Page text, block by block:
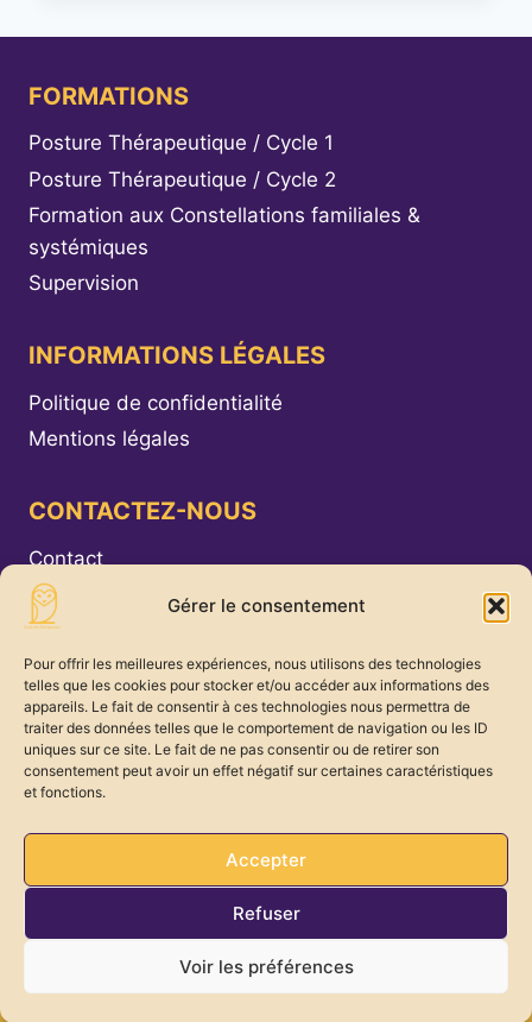
Gérer le consentement
Pour offrir les meilleures expériences, nous utilisons des technologies
telles que les cookies pour stocker et/ou accéder aux informations des
appareils. Le fait de consentir à ces technologies nous permettra de
traiter des données telles que le comportement de navigation ou les ID
uniques sur ce site. Le fait de ne pas consentir ou de retirer son
consentement peut avoir un effet négatif sur certaines caractéristiques
et fonctions.
Accepter
Refuser
Voir les préférences
FORMATIONS
Posture Thérapeutique / Cycle 1
Posture Thérapeutique / Cycle 2
Formation aux Constellations familiales &
systémiques
Supervision
INFORMATIONS LÉGALES
Politique de confidentialité
Mentions légales
CONTACTEZ-NOUS
Contact
· 129 rue Caulaincourt 75018 Paris
· 15 rue des Longs Prés 92100 Boulogne
Billancourt
SIRET 484 333 612 00022 / numéro de formateur :
11922703392
Tous les droits réservés Ecole des thérapeutes |